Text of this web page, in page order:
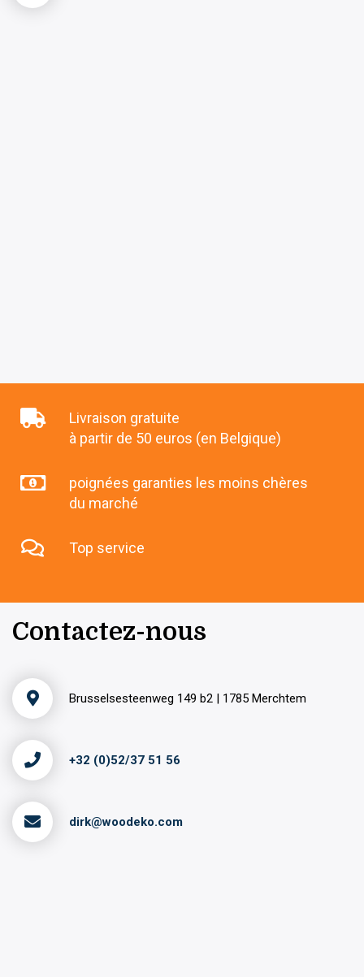
Livraison gratuite
à partir de 50 euros (en Belgique)
poignées garanties les moins chères
du marché
Top service
Contactez-nous
Brusselsesteenweg 149 b2 | 1785 Merchtem
+32 (0)52/37 51 56
dirk@woodeko.com